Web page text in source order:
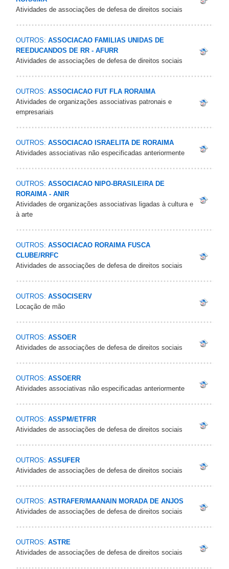
Atividades de associações de defesa de direitos sociais
OUTROS: ASSOCIACAO FAMILIAS UNIDAS DE
REEDUCANDOS DE RR - AFURR
Atividades de associações de defesa de direitos sociais
OUTROS: ASSOCIACAO FUT FLA RORAIMA
Atividades de organizações associativas patronais e
empresariais
OUTROS: ASSOCIACAO ISRAELITA DE RORAIMA
Atividades associativas não especificadas anteriormente
OUTROS: ASSOCIACAO NIPO-BRASILEIRA DE
RORAIMA - ANIR
Atividades de organizações associativas ligadas à cultura e
à arte
OUTROS: ASSOCIACAO RORAIMA FUSCA
CLUBE/RRFC
Atividades de associações de defesa de direitos sociais
OUTROS: ASSOCISERV
Locação de mão
OUTROS: ASSOER
Atividades de associações de defesa de direitos sociais
OUTROS: ASSOERR
Atividades associativas não especificadas anteriormente
OUTROS: ASSPM/ETFRR
Atividades de associações de defesa de direitos sociais
OUTROS: ASSUFER
Atividades de associações de defesa de direitos sociais
OUTROS: ASTRAFER/MAANAIN MORADA DE ANJOS
Atividades de associações de defesa de direitos sociais
OUTROS: ASTRE
Atividades de associações de defesa de direitos sociais